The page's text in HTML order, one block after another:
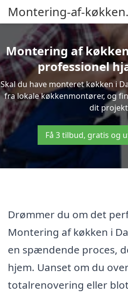
Montering-af-
Montering af
professionel
Skal du have monteret køkken i
fra lokale køkkenmontører, og
dit
Få 3 tilbud, gratis og
Drømmer du om det
Montering af køkken i
en spændende proces,
hjem. Uanset om du
totalrenovering eller